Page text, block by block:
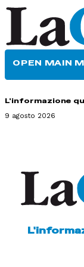
OPEN MAIN
L'informazione
9 agosto 2026